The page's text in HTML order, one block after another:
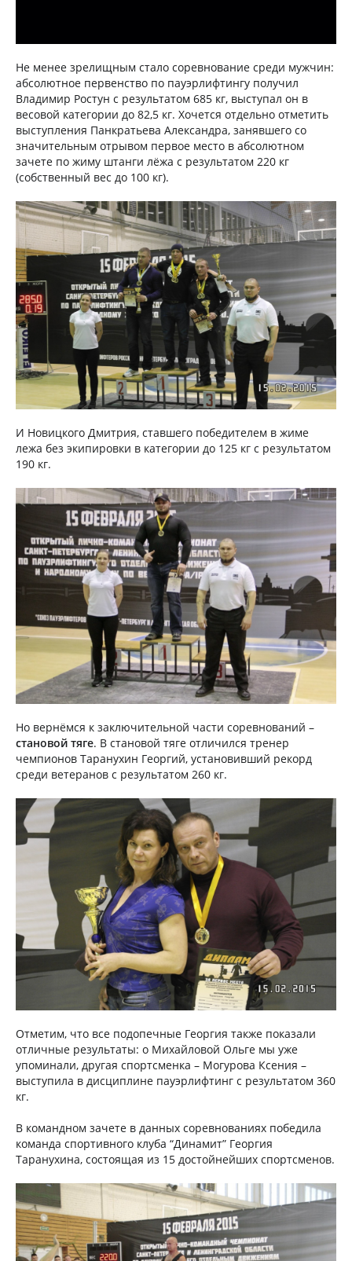
Не менее зрелищным стало соревнование среди мужчин:
абсолютное первенство по пауэрлифтингу получил
Владимир Ростун с результатом 685 кг, выступал он в
весовой категории до 82,5 кг. Хочется отдельно отметить
выступления Панкратьева Александра, занявшего со
значительным отрывом первое место в абсолютном
зачете по жиму штанги лёжа с результатом 220 кг
(собственный вес до 100 кг).
И Новицкого Дмитрия, ставшего победителем в жиме
лежа без экипировки в категории до 125 кг с результатом
190 кг.
Но вернёмся к заключительной части соревнований –
становой тяге. В становой тяге отличился тренер
чемпионов Таранухин Георгий, установивший рекорд
среди ветеранов с результатом 260 кг.
Отметим, что все подопечные Георгия также показали
отличные результаты: о Михайловой Ольге мы уже
упоминали, другая спортсменка – Могурова Ксения –
выступила в дисциплине пауэрлифтинг с результатом 360
кг.
В командном зачете в данных соревнованиях победила
команда спортивного клуба “Динамит” Георгия
Таранухина, состоящая из 15 достойнейших спортсменов.